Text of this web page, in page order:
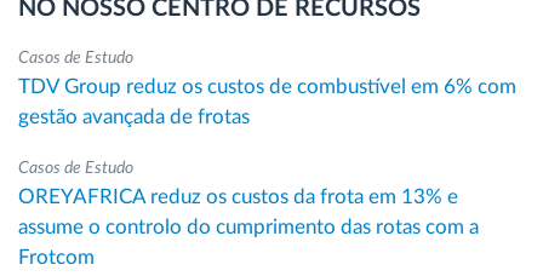
NO NOSSO CENTRO DE RECURSOS
Casos de Estudo
TDV Group reduz os custos de combustível em 6% com
gestão avançada de frotas
Casos de Estudo
OREYAFRICA reduz os custos da frota em 13% e
assume o controlo do cumprimento das rotas com a
Frotcom